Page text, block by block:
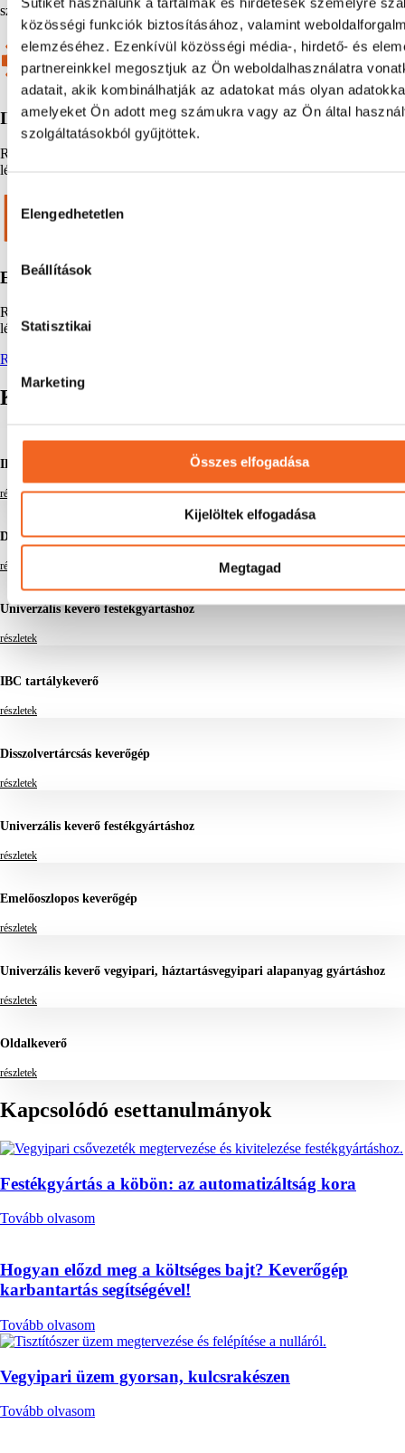
közösségi funkciók biztosításához, valamint
elemzéséhez. Ezenkívül közösségi média-, hirdető- és
partnereinkkel megosztjuk az Ön weboldalhasználatra
adatait, akik kombinálhatják az adatokat más olyan
amelyeket Ön adott meg számukra vagy az Ön által
szolgáltatásokból gyűjtöttek.
Hozzájárulás
kiválasztása
Elengedhetetlen
Beállítások
Statisztikai
Marketing
Összes elfogadása
Kijelöltek elfogadása
Megtagad
szervizre bízod
IPARI GÉPSZERVIZ
Részletezd, bontsd ki a címben szereplő jellemzőt, előnyt, megoldást,
lépést, amiről ez a rész szól.
EGYEDI TERVEZÉS
Részletezd, bontsd ki a címben szereplő jellemzőt, előnyt, megoldást,
lépést, amiről ez a rész szól.
Referenciánk
Kapcsolódó Termékek
IBC tartálykeverő
részletek
Disszolvertárcsás keverőgép
részletek
Univerzális keverő festékgyártáshoz
részletek
IBC tartálykeverő
részletek
Disszolvertárcsás keverőgép
részletek
Univerzális keverő festékgyártáshoz
részletek
Emelőoszlopos keverőgép
részletek
Univerzális keverő vegyipari, háztartásvegyipari alapanyag gyártáshoz
részletek
Oldalkeverő
részletek
Kapcsolódó esettanulmányok
Festékgyártás a köbön: az automatizáltság kora
Tovább olvasom
Hogyan előzd meg a költséges bajt? Keverőgép
karbantartás segítségével!
Tovább olvasom
Vegyipari üzem gyorsan, kulcsrakészen
Tovább olvasom